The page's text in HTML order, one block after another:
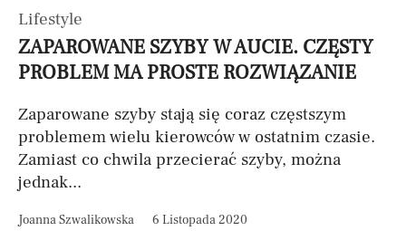
Lifestyle
ZAPAROWANE SZYBY W AUCIE. CZĘSTY
PROBLEM MA PROSTE ROZWIĄZANIE
Zaparowane szyby stają się coraz częstszym
problemem wielu kierowców w ostatnim czasie.
Zamiast co chwila przecierać szyby, można
jednak...
Joanna Szwalikowska 6 Listopada 2020